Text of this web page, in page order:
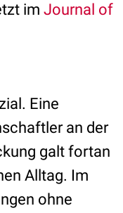
im Journal of
Eine
an der
galt fortan
Alltag. Im
ohne